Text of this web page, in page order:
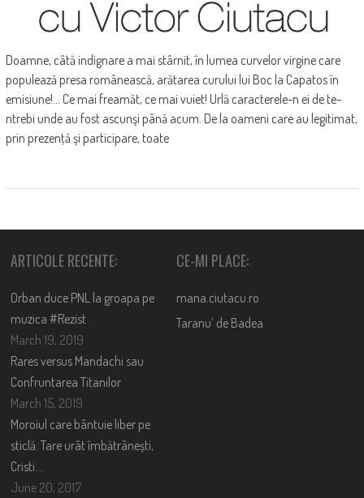
Doamne, câtă indignare a mai stârnit, în lumea curvelor virgine care
populează presa românească, arătarea curului lui Boc la Capatos în
emisiune!... Ce mai freamăt, ce mai vuiet! Urlă caracterele-n ei de te-
ntrebi unde au fost ascunşi până acum. De la oameni care au legitimat,
prin prezenţă şi participare, toate
ARTICOLE RECENTE:
Orban duce PNL la groapa pe
muzica #Rezist
March 19, 2019
Rares versus Mandachi sau
Confruntarea Titanilor
March 15, 2019
Moroiul care bântuie liber pe
sticlă. Tare urât îmbătrânești,
Cristi….
June 20, 2017
CE-MI PLACE:
mana.ciutacu.ro
Taranu’ de Badea